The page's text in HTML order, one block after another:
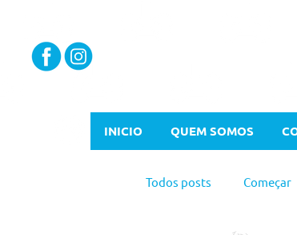
INICIO QUEM SOMOS
Todos posts Começar